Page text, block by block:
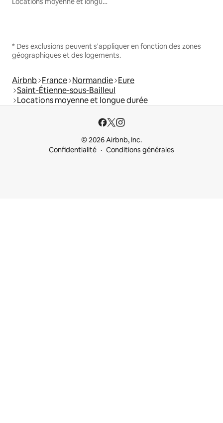
* Des exclusions peuvent s'appliquer en fonction des zones
géographiques et des logements.
Airbnb France Normandie Eure
Saint-Étienne-sous-Bailleul
Locations moyenne et longue durée
© 2026 Airbnb, Inc.
Confidentialité
Conditions générales